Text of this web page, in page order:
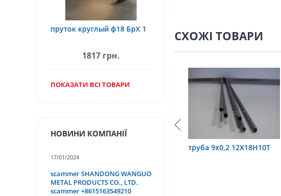
СХОЖІ ТОВАРИ
труба 75х1,5, 12Х18Н10Т
пруток круглый ф18 БрХ 1
1817 грн.
ПОКАЗАТИ ВСІ ТОВАРИ
НОВИНИ КОМПАНІЇ
17/01/2024
scammer SHANDONG WANGUO
METAL PRODUCTS CO., LTD.
scammer +8615163549210